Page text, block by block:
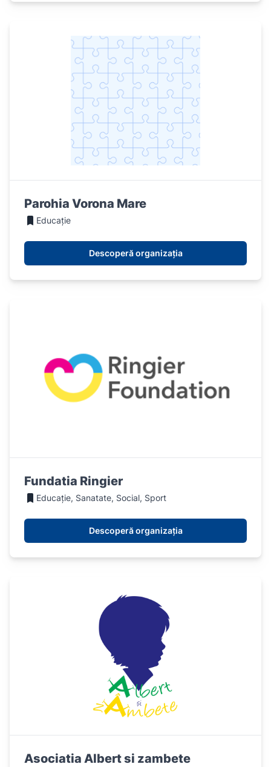
Parohia Vorona Mare
Educație
Descoperă organizația
Fundatia Ringier
Educație, Sanatate, Social, Sport
Descoperă organizația
Asociatia Albert si zambete